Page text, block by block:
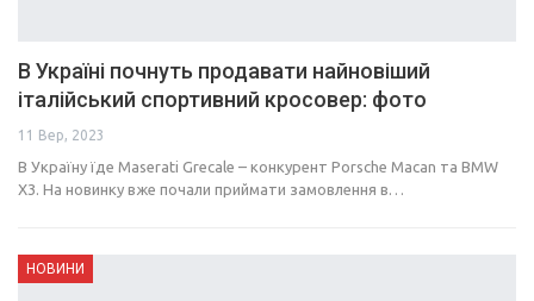
В Україні почнуть продавати найновіший
італійський спортивний кросовер: фото
11 Вер, 2023
В Україну їде Maserati Grecale – конкурент Porsche Macan та BMW
X3. На новинку вже почали приймати замовлення в…
НОВИНИ